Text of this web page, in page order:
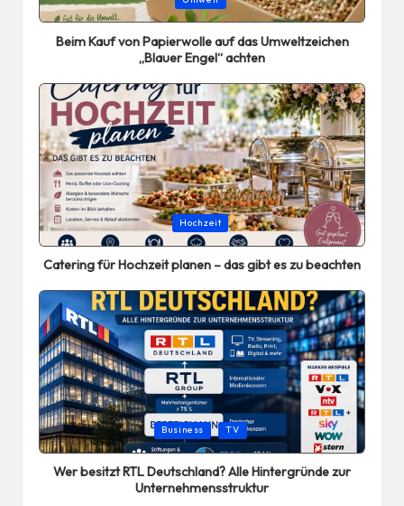
in
Beim Kauf von Papierwolle auf das Umweltzeichen
„Blauer Engel“ achten
Posted
in
Hochzeit
Catering für Hochzeit planen – das gibt es zu beachten
Posted
in
Business TV
Wer besitzt RTL Deutschland? Alle Hintergründe zur
Unternehmensstruktur